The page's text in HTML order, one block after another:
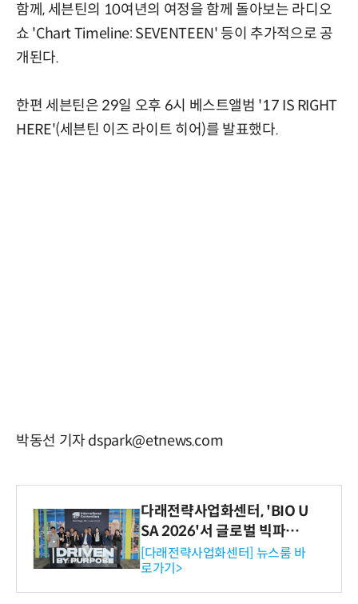
함께, 세븐틴의 10여년의 여정을 함께 돌아보는 라디오
쇼 'Chart Timeline: SEVENTEEN' 등이 추가적으로 공
개된다.
한편 세븐틴은 29일 오후 6시 베스트앨범 '17 IS RIGHT
HERE'(세븐틴 이즈 라이트 히어)를 발표했다.
박동선 기자 dspark@etnews.com
다래전략사업화센터, 'BIO U
SA 2026'서 글로벌 빅파마
와의 비즈니스 미팅 지원…K
-바이오 해외 진출 교두보 확
보
[다래전략사업화센터] 뉴스룸 바
로가기>